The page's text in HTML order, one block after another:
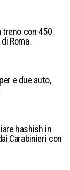
treno con 450
Roma.
e due auto,
hashish in
Carabinieri con